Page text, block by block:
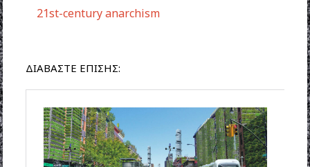
21st-century anarchism
ΔΙΑΒΑΣΤΕ ΕΠΙΣΗΣ: